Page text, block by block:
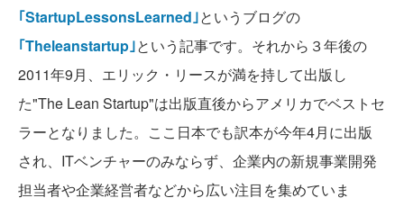
｢StartupLessonsLearned｣というブログの
｢Theleanstartup｣という記事です。それから３年後の
2011年9月、エリック・リースが満を持して出版し
た"The Lean Startup"は出版直後からアメリカでベストセ
ラーとなりました。ここ日本でも訳本が今年4月に出版
され、ITベンチャーのみならず、企業内の新規事業開発
担当者や企業経営者などから広い注目を集めていま